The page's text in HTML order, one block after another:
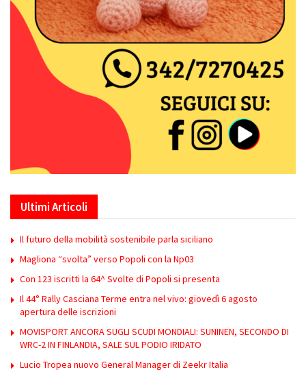
Ultimi Articoli
Il futuro della mobilità sostenibile parla siciliano
Magliona “svolta” verso Popoli con la Np03
Con 123 iscritti la 64^ Svolte di Popoli si presenta
Il 44° Rally Casciana Terme entra nel vivo: giovedì 6 agosto
apertura delle iscrizioni
MOVISPORT ANCORA SUGLI SCUDI MONDIALI: SUNINEN, SECONDO DI
WRC-2 IN FINLANDIA, SALE SUL PODIO IRIDATO
Lucio Tropea nuovo General Manager di Zeekr Italia